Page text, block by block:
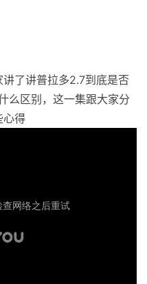
了讲普拉多2.7到底是否
么区别，这一集跟大家分
心得